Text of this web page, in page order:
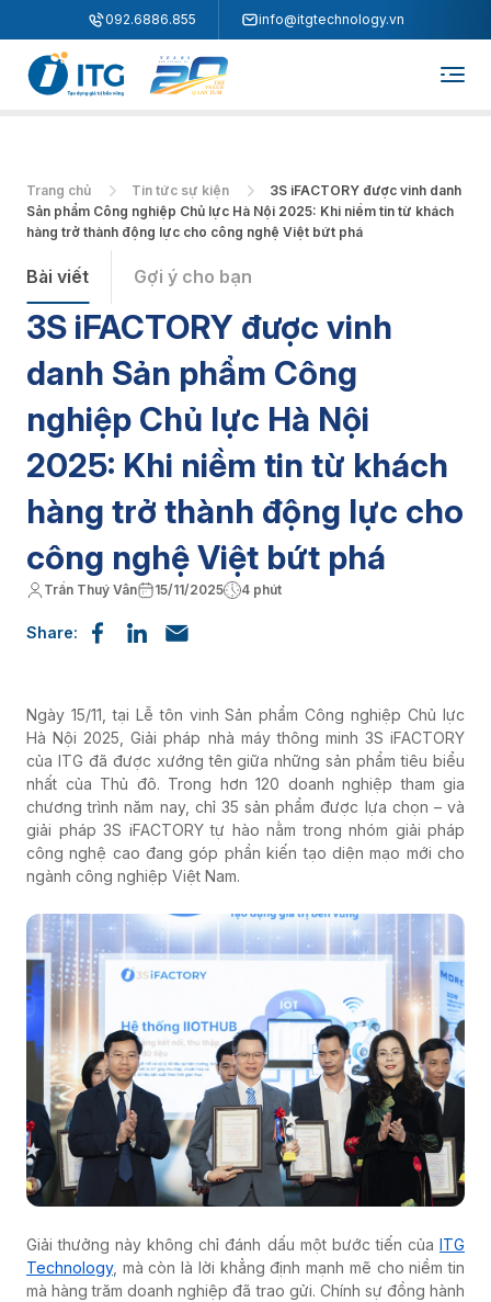
092.6886.855 info@itgtechnology.vn
Trang chủ Tin tức sự kiện
3S iFACTORY được vinh danh
Sản phẩm Công nghiệp Chủ lực Hà Nội 2025: Khi niềm tin từ khách
hàng trở thành động lực cho công nghệ Việt bứt phá
Bài viết Gợi ý cho bạn
3S iFACTORY được vinh
danh Sản phẩm Công
nghiệp Chủ lực Hà Nội
2025: Khi niềm tin từ khách
hàng trở thành động lực cho
công nghệ Việt bứt phá
Trần Thuý Vân 15/11/2025 4 phút
Share:
Ngày 15/11, tại Lễ tôn vinh Sản phẩm Công nghiệp Chủ lực
Hà Nội 2025, Giải pháp nhà máy thông minh 3S iFACTORY
của ITG đã được xướng tên giữa những sản phẩm tiêu biểu
nhất của Thủ đô. Trong hơn 120 doanh nghiệp tham gia
chương trình năm nay, chỉ 35 sản phẩm được lựa chọn – và
giải pháp 3S iFACTORY tự hào nằm trong nhóm giải pháp
công nghệ cao đang góp phần kiến tạo diện mạo mới cho
ngành công nghiệp Việt Nam.
Giải thưởng này không chỉ đánh dấu một bước tiến của ITG
Technology, mà còn là lời khẳng định mạnh mẽ cho niềm tin
mà hàng trăm doanh nghiệp đã trao gửi. Chính sự đồng hành